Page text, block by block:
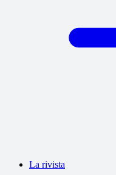
La rivista